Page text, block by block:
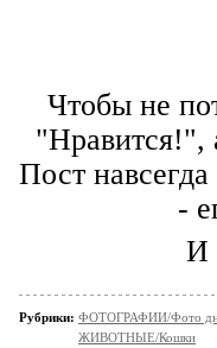
Чтобы не
"Нравится!",
Пост
-
И
Рубрики: ФОТОГРАФИИ/Фото
ЖИВОТНЫЕ/Кошки